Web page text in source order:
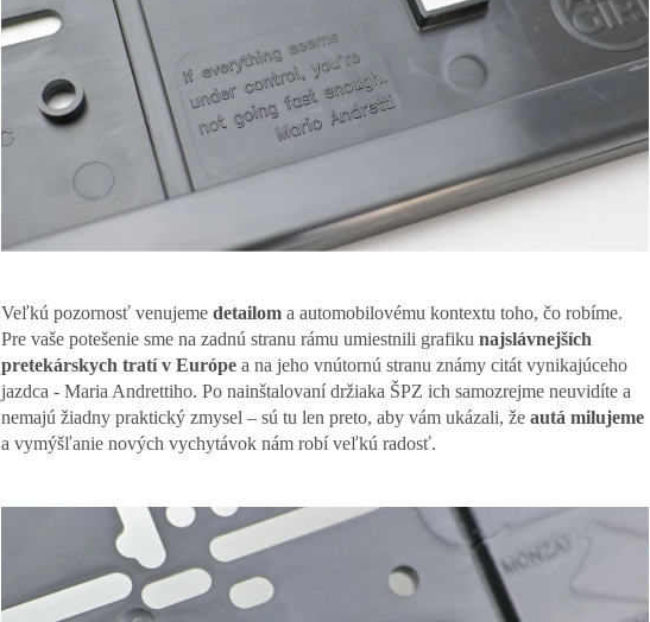
Veľkú pozornosť venujeme detailom a automobilovému kontextu toho, čo robíme.
Pre vaše potešenie sme na zadnú stranu rámu umiestnili grafiku najslávnejších
pretekárskych tratí v Európe a na jeho vnútornú stranu známy citát vynikajúceho
jazdca - Maria Andrettiho. Po nainštalovaní držiaka ŠPZ ich samozrejme neuvidíte a
nemajú žiadny praktický zmysel – sú tu len preto, aby vám ukázali, že autá milujeme
a vymýšľanie nových vychytávok nám robí veľkú radosť.